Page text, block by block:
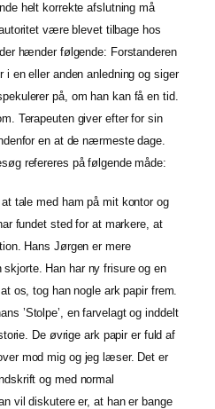
helt korrekte afslutning må
være blevet tilbage hos
hænder følgende: Forstanderen
i en eller anden anledning og siger
på, om han kan få en tid.
Terapeuten giver efter for sin
en at de nærmeste dage.
refereres på følgende måde:
tale med ham på mit kontor og
fundet sted for at markere, at
Hans Jørgen er mere
Han har ny frisure og en
os, tog han nogle ark papir frem.
’Stolpe’, en farvelagt og inddelt
De øvrige ark papir er fuld af
mod mig og jeg læser. Det er
og med normal
vil diskutere er, at han er bange